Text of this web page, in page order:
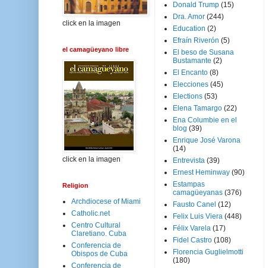
click en la imagen
el camagüeyano libre
click en la imagen
Religion
Archdiocese of Miami
Catholic.net
Centro Cultural
Claretiano. Cuba
Conferencia de
Obispos de Cuba
Conferencia de
Donald Trump (15)
Dra. Amor (244)
Education (2)
Efraín Riverón (5)
El beso de Susana
Bustamante (2)
El Encanto (8)
Elecciones (45)
Elections (53)
Elena Tamargo (22)
Ena Columbie en el
blog (39)
Enrique José Varona
(14)
Entrevista (39)
Ernest Heminway (90)
Estampas
camagüeyanas (376)
Fausto Canel (12)
Felix Luis Viera (448)
Félix Varela (17)
Fidel Castro (108)
Florencia Guglielmotti
(180)